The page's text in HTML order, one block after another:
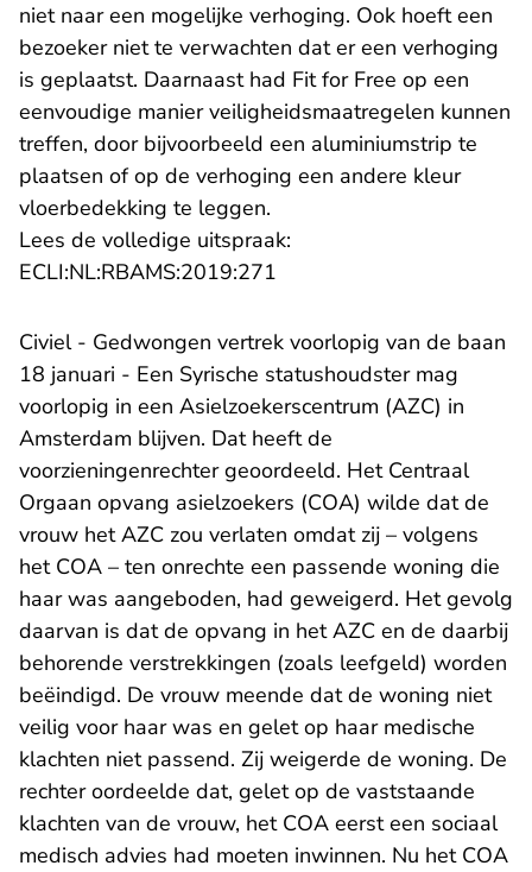
niet naar een mogelijke verhoging. Ook hoeft een
bezoeker niet te verwachten dat er een verhoging
is geplaatst. Daarnaast had Fit for Free op een
eenvoudige manier veiligheidsmaatregelen kunnen
treffen, door bijvoorbeeld een aluminiumstrip te
plaatsen of op de verhoging een andere kleur
vloerbedekking te leggen.
Lees de volledige uitspraak:
ECLI:NL:RBAMS:2019:271
Civiel - Gedwongen vertrek voorlopig van de baan
18 januari - Een Syrische statushoudster mag
voorlopig in een Asielzoekerscentrum (AZC) in
Amsterdam blijven. Dat heeft de
voorzieningenrechter geoordeeld. Het Centraal
Orgaan opvang asielzoekers (COA) wilde dat de
vrouw het AZC zou verlaten omdat zij – volgens
het COA – ten onrechte een passende woning die
haar was aangeboden, had geweigerd. Het gevolg
daarvan is dat de opvang in het AZC en de daarbij
behorende verstrekkingen (zoals leefgeld) worden
beëindigd. De vrouw meende dat de woning niet
veilig voor haar was en gelet op haar medische
klachten niet passend. Zij weigerde de woning. De
rechter oordeelde dat, gelet op de vaststaande
klachten van de vrouw, het COA eerst een sociaal
medisch advies had moeten inwinnen. Nu het COA